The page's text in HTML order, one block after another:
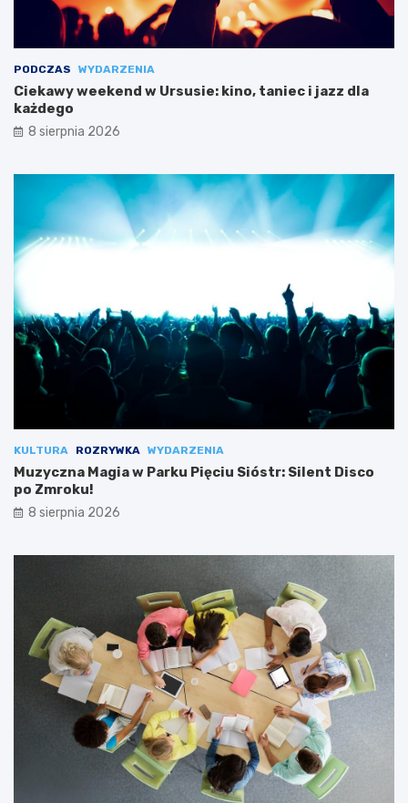
PODCZAS WYDARZENIA
Ciekawy weekend w Ursusie: kino, taniec i jazz dla
każdego
8 sierpnia 2026
KULTURA ROZRYWKA WYDARZENIA
Muzyczna Magia w Parku Pięciu Sióstr: Silent Disco
po Zmroku!
8 sierpnia 2026